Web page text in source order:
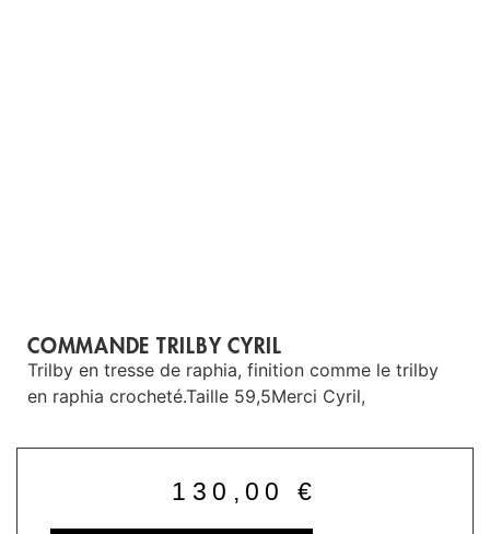
COMMANDE TRILBY CYRIL
Trilby en tresse de raphia, finition comme le trilby
en raphia crocheté.Taille 59,5Merci Cyril,
130,00€